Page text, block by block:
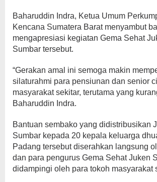
Baharuddin Indra, Ketua Umum
Kencana Sumatera Barat menyambut
mengapresiasi kegiatan Gema Sehat
Sumbar tersebut.
“Gerakan amal ini semoga makin
silaturahmi para pensiunan dan senior
masyarakat sekitar, terutama yang
Baharuddin Indra.
Bantuan sembako yang didistribusikan
Sumbar kepada 20 kepala keluarga
Padang tersebut diserahkan langsung
dan para pengurus Gema Sehat Juken
didampingi oleh para tokoh masyarakat